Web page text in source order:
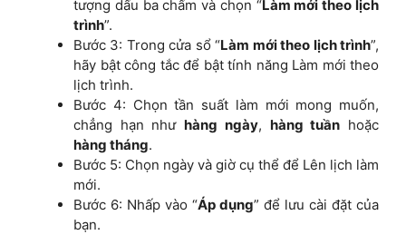
tượng dấu ba chấm và chọn “Làm mới theo lịch
trình”.
Bước 3: Trong cửa sổ “Làm mới theo lịch trình”,
hãy bật công tắc để bật tính năng Làm mới theo
lịch trình.
Bước 4: Chọn tần suất làm mới mong muốn,
chẳng hạn nhưhàng ngày, hàng tuần hoặc
hàng tháng.
Bước 5: Chọn ngày và giờ cụ thể để Lên lịch làm
mới.
Bước 6: Nhấp vào “Áp dụng” để lưu cài đặt của
bạn.